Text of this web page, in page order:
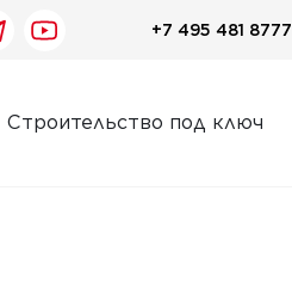
+7 495 481 8777
Строительство под ключ